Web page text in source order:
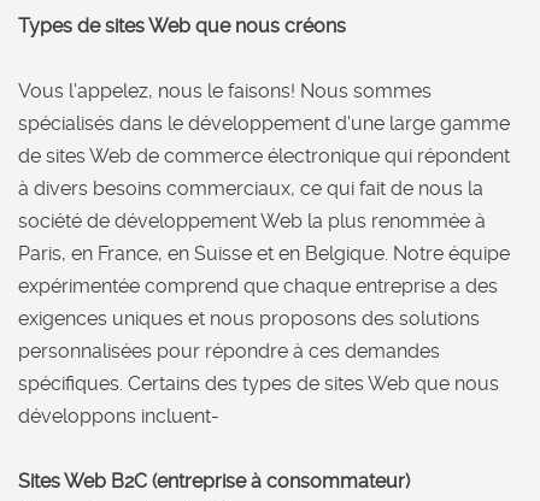
Types de sites Web que nous créons
Vous l'appelez, nous le faisons! Nous sommes
spécialisés dans le développement d'une large gamme
de sites Web de commerce électronique qui répondent
à divers besoins commerciaux, ce qui fait de nous la
société de développement Web la plus renommée à
Paris, en France, en Suisse et en Belgique. Notre équipe
expérimentée comprend que chaque entreprise a des
exigences uniques et nous proposons des solutions
personnalisées pour répondre à ces demandes
spécifiques. Certains des types de sites Web que nous
développons incluent-
Sites Web B2C (entreprise à consommateur)